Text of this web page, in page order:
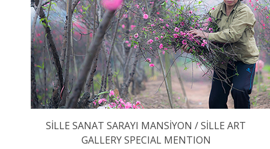
SİLLE SANAT SARAYI MANSİYON / SİLLE ART
GALLERY SPECIAL MENTION